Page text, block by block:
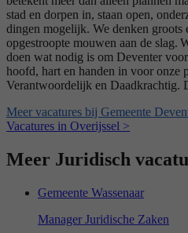
stad en dorpen in, staan open,
dingen mogelijk. We denken groots
opgestroopte mouwen aan de slag.
doen wat nodig is om Deventer
hoofd, hart en handen in voor onze
Verantwoordelijk en Daadkrachtig.
Meer vacatures bij Gemeente
Vacatures in Overijssel >
Meer Juridisch
Gemeente Wassenaar
Manager Juridische Zaken